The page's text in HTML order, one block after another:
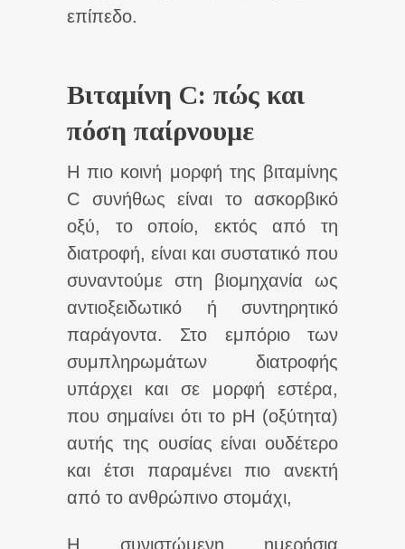
επίπεδο.
Βιταμίνη C: πώς και
πόση παίρνουμε
Η πιο κοινή μορφή της βιταμίνης
C συνήθως είναι το ασκορβικό
οξύ, το οποίο, εκτός από τη
διατροφή, είναι και συστατικό που
συναντούμε στη βιομηχανία ως
αντιοξειδωτικό ή συντηρητικό
παράγοντα. Στο εμπόριο των
συμπληρωμάτων διατροφής
υπάρχει και σε μορφή εστέρα,
που σημαίνει ότι το pH (οξύτητα)
αυτής της ουσίας είναι ουδέτερο
και έτσι παραμένει πιο ανεκτή
από το ανθρώπινο στομάχι,
Η συνιστώμενη ημερήσια